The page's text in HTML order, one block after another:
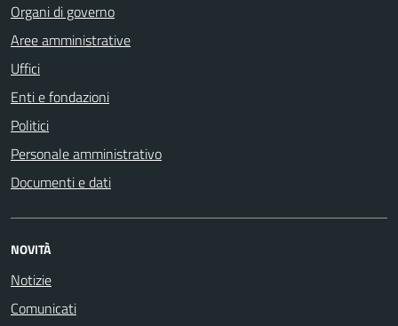
Organi di governo
Aree amministrative
Uffici
Enti e fondazioni
Politici
Personale amministrativo
Documenti e dati
NOVITÀ
Notizie
Comunicati